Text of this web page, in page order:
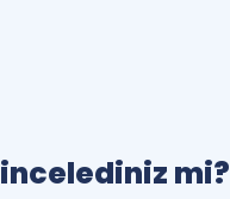
incelediniz mi?